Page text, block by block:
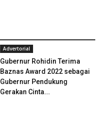
Advertorial
Gubernur Rohidin Terima
Baznas Award 2022 sebagai
Gubernur Pendukung
Gerakan Cinta...